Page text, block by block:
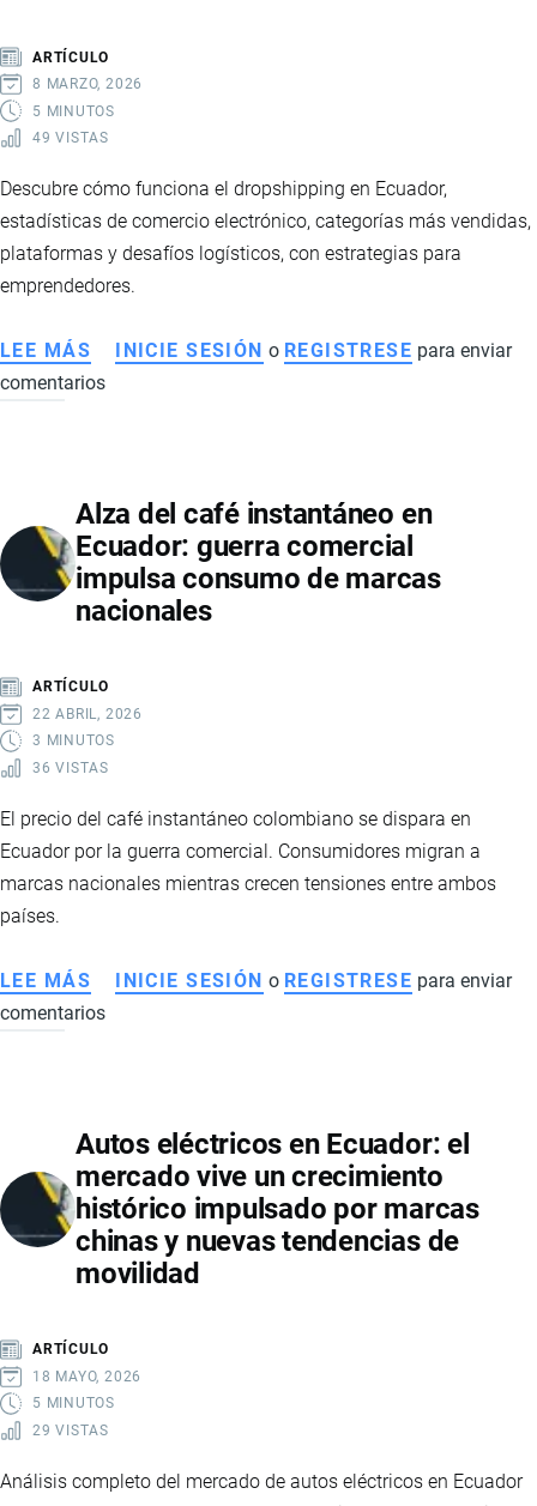
ESTABILIDAD
Y
FORTALECIMIENTO
ARTÍCULO
8 MARZO, 2026
5 MINUTOS
49 VISTAS
Descubre cómo funciona el dropshipping en Ecuador,
estadísticas de comercio electrónico, categorías más vendidas,
plataformas y desafíos logísticos, con estrategias para
emprendedores.
LEE MÁS SOBRE
DROPSHIPPING
COMPLETA
PARA
EMPRENDEDORES
EN
INICIE SESIÓN o REGISTRESE para enviar
comentarios
Alza del café instantáneo en
Ecuador: guerra comercial
impulsa consumo de marcas
nacionales
ARTÍCULO
22 ABRIL, 2026
3 MINUTOS
36 VISTAS
El precio del café instantáneo colombiano se dispara en
Ecuador por la guerra comercial. Consumidores migran a
marcas nacionales mientras crecen tensiones entre ambos
países.
LEE MÁS SOBRE
ALZA
EN
ECUADOR:
GUERRA
COMERCIAL
IMPULSA
MARCAS
NACIONALES
INICIE SESIÓN o REGISTRESE para enviar
comentarios
Autos eléctricos en Ecuador: el
mercado vive un crecimiento
histórico impulsado por marcas
chinas y nuevas tendencias de
movilidad
ARTÍCULO
18 MAYO, 2026
5 MINUTOS
29 VISTAS
Análisis completo del mercado de autos eléctricos en Ecuador